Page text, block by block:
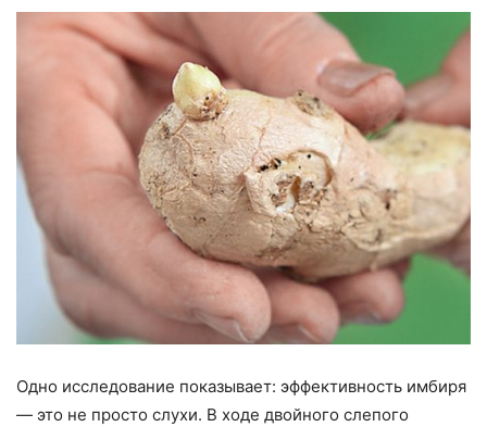
Одно исследование показывает: эффективность имбиря
— это не просто слухи. В ходе двойного слепого